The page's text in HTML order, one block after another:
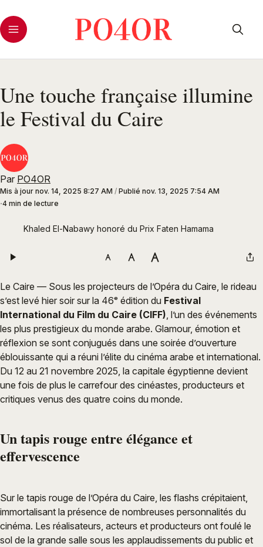
Une touche française illumine
le Festival du Caire
Par PO4OR
Mis à jour nov. 14, 2025 8:27 AM / Publié nov. 13, 2025 7:54 AM
4 min de lecture
Khaled El-Nabawy honoré du Prix Faten Hamama
Le Caire — Sous les projecteurs de l’Opéra du Caire, le rideau
s’est levé hier soir sur la 46ᵉ édition du Festival
International du Film du Caire (CIFF), l’un des événements
les plus prestigieux du monde arabe. Glamour, émotion et
réflexion se sont conjugués dans une soirée d’ouverture
éblouissante qui a réuni l’élite du cinéma arabe et international.
Du 12 au 21 novembre 2025, la capitale égyptienne devient
une fois de plus le carrefour des cinéastes, producteurs et
critiques venus des quatre coins du monde.
Un tapis rouge entre élégance et
effervescence
Sur le tapis rouge de l’Opéra du Caire, les flashs crépitaient,
immortalisant la présence de nombreuses personnalités du
cinéma. Les réalisateurs, acteurs et producteurs ont foulé le
sol de la grande salle sous les applaudissements du public et